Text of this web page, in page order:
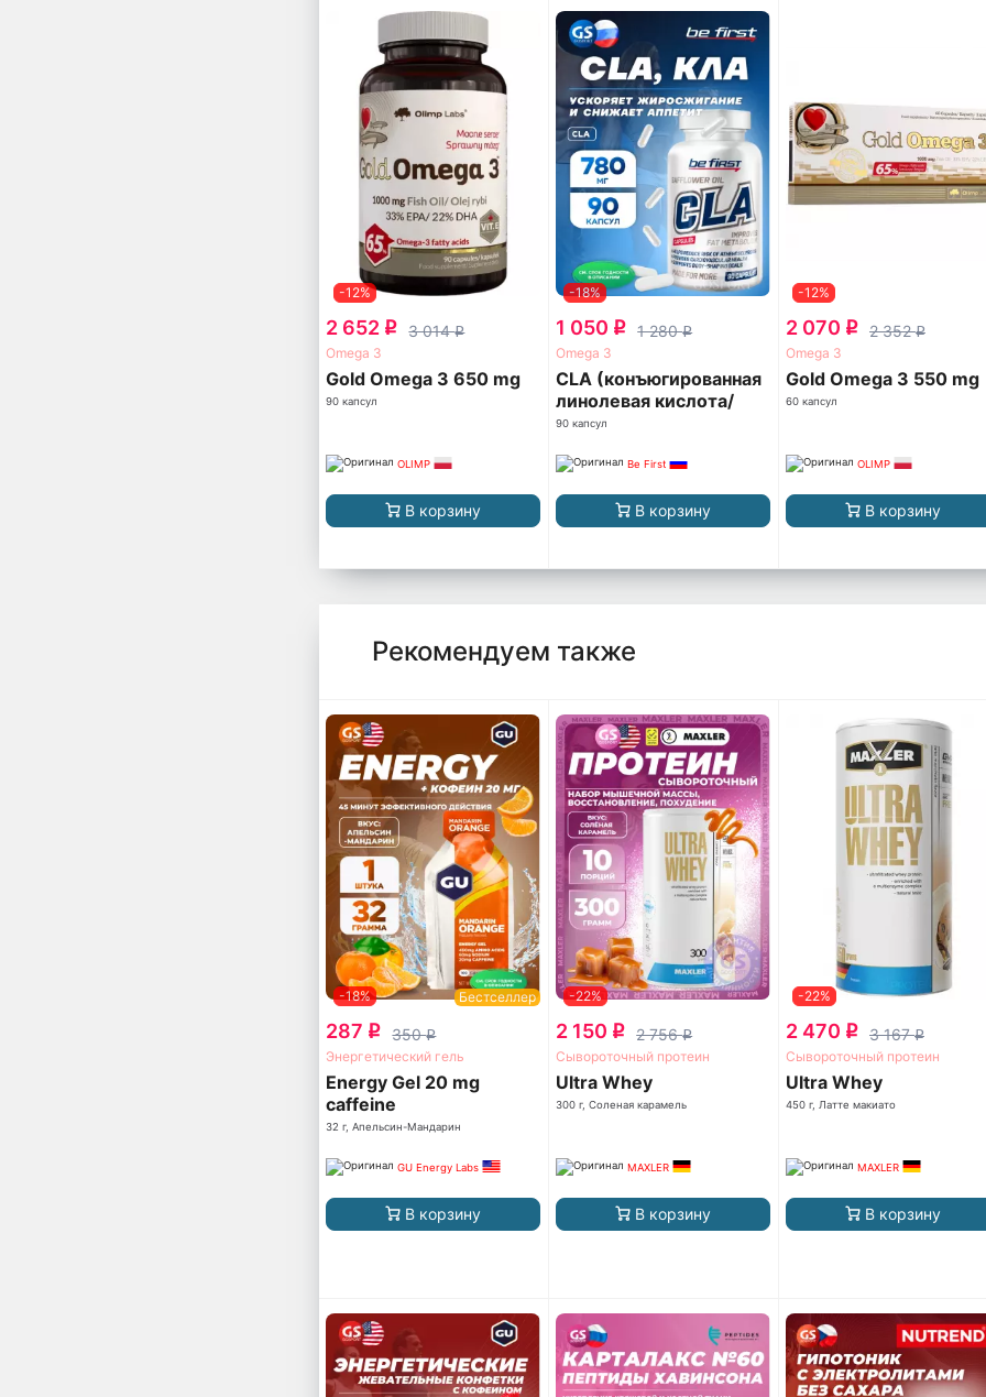
-12%
2 652 q 3 014q
Omega 3
Gold Omega 3 650 mg
90 капсул
OLIMP
В корзину
-18%
1 050 q 1 280q
Omega 3
CLA (конъюгированная
линолевая кислота/
КЛА/КЛК)
90 капсул
Be First
В корзину
-12%
2 070 q 2 352q
Omega 3
Gold Omega 3 550 mg
60 капсул
OLIMP
В корзину
Рекомендуем также
-18% Бестселлер
287 q 350q
Энергетический гель
Energy Gel 20 mg
caffeine
32 г, Апельсин-Мандарин
GU Energy Labs
В корзину
-22%
2 150 q 2 756q
Сывороточный протеин
Ultra Whey
300 г, Соленая карамель
MAXLER
В корзину
-22%
2 470 q 3 167q
Сывороточный протеин
Ultra Whey
450 г, Латте макиато
MAXLER
В корзину